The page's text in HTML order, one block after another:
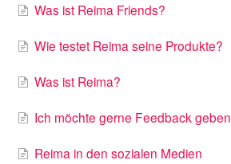
Was ist Reima Friends?
Wie testet Reima seine Produkte?
Was ist Reima?
Ich möchte gerne Feedback geben
Reima in den sozialen Medien